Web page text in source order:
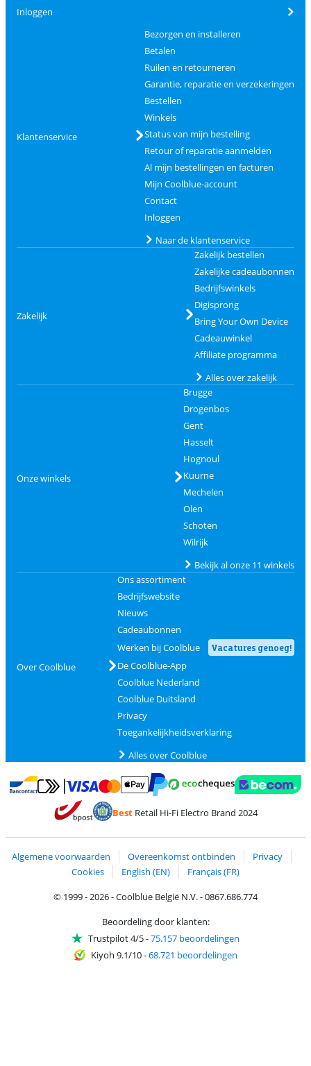
Inloggen
Klantenservice
Bezorgen en installeren
Betalen
Ruilen en retourneren
Garantie, reparatie en verzekeringen
Bestellen
Winkels
Status van mijn bestelling
Retour of reparatie aanmelden
Al mijn bestellingen en facturen
Mijn Coolblue-account
Contact
Inloggen
Naar de klantenservice
Zakelijk
Zakelijk bestellen
Zakelijke cadeaubonnen
Bedrijfswinkels
Digisprong
Bring Your Own Device
Cadeauwinkel
Affiliate programma
Alles over zakelijk
Onze winkels
Brugge
Drogenbos
Gent
Hasselt
Hognoul
Kuurne
Mechelen
Olen
Schoten
Wilrijk
Bekijk al onze 11 winkels
Over Coolblue
Ons assortiment
Bedrijfswebsite
Nieuws
Cadeaubonnen
Werken bij Coolblue
Vacatures genoeg!
De Coolblue-App
Coolblue Nederland
Coolblue Duitsland
Privacy
Toegankelijkheidsverklaring
Alles over Coolblue
Betalen met Bancontact
Betalen met MasterCard en Visa via ClickToPay
BestRetail Hi-Fi Electro Brand 2024
Algemene voorwaarden Overeenkomst ontbinden
Privacy
Cookies
English (EN)
Français (FR)
© 1999 - 2026 - Coolblue België N.V. - 0867.686.774
Beoordeling door klanten:
Trustpilot 4/5-75.157 beoordelingen
Kiyoh 9.1/10-68.721 beoordelingen